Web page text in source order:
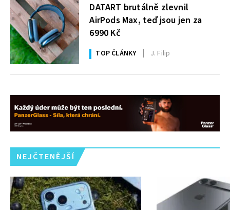
DATART brutálně zlevnil
AirPods Max, teď jsou jen za
6990 Kč
TOP ČLÁNKY J. Filip
NEJČTENĚJŠÍ